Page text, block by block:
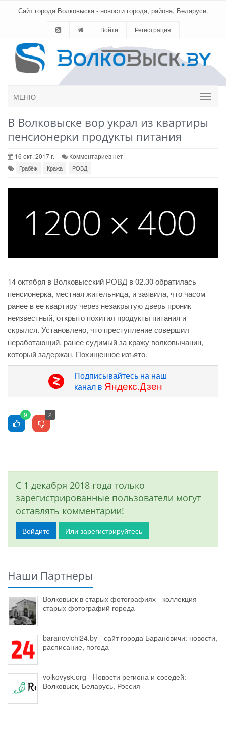
Сайт города Волковыска - новости города, района, Беларуси.
Войти Регистрация
МЕНЮ
В Волковыске вор украл из квартиры
пенсионерки продукты питания
16 окт. 2017 г. Комментариев нет
Грабёж Кража РОВД
14 октября в Волковысский РОВД в 02.30 обратилась
пенсионерка, местная жительница, и заявила, что часом
ранее в ее квартиру через незакрытую дверь проник
неизвестный, открыто похитил продукты питания и
скрылся. Установлено, что преступление совершил
неработающий, ранее судимый за кражу волковычанин,
который задержан. Похищенное изъято.
Подписывайтесь на наш
канал в Яндекс.Дзен
9 2
С 1 декабря 2018 года только
зарегистрированные пользователи могут
оставлять комментарии!
Войдите Или зарегистрируйтесь
Наши Партнеры
Волковыск в старых фотографиях - коллекция
старых фотографий города
baranovichi24.by - сайт города Барановичи: новости,
расписание, погода
volkovysk.org - Новости региона и соседей:
Волковыск, Беларусь, Россия